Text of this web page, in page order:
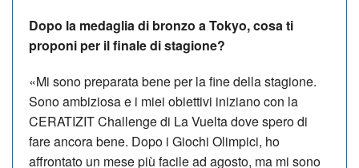
Dopo la medaglia di bronzo a Tokyo, cosa ti
proponi per il finale di stagione?
«Mi sono preparata bene per la fine della stagione.
Sono ambiziosa e i miei obiettivi iniziano con la
CERATIZIT Challenge di La Vuelta dove spero di
fare ancora bene. Dopo i Giochi Olimpici, ho
affrontato un mese più facile ad agosto, ma mi sono